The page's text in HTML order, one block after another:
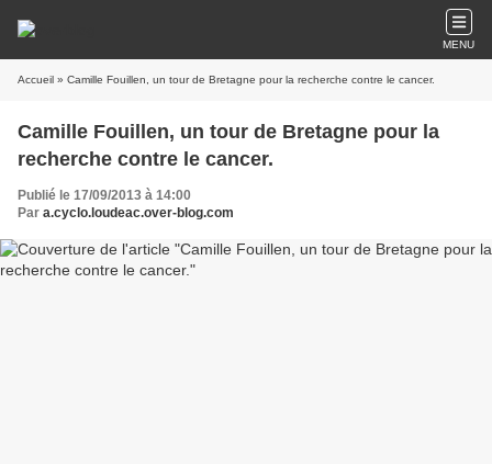
MENU
Accueil » Camille Fouillen, un tour de Bretagne pour la recherche contre le cancer.
Camille Fouillen, un tour de Bretagne pour la
recherche contre le cancer.
Publié le 17/09/2013 à 14:00
Par a.cyclo.loudeac.over-blog.com